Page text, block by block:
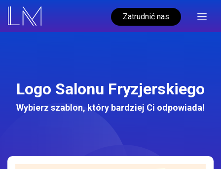
Zatrudnić nas
Logo Salonu Fryzjerskiego
Wybierz szablon, który bardziej Ci odpowiada!